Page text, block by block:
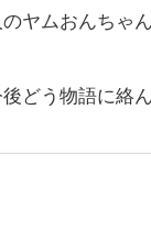
ヤムおんちゃ
どう物語に絡